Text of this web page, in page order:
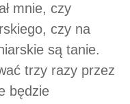
mnie, czy
czy na
są tanie.
trzy razy przez
będzie